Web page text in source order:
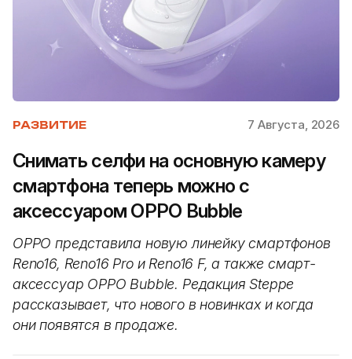
РАЗВИТИЕ 7 Августа, 2026
Снимать селфи на основную камеру
смартфона теперь можно с
аксессуаром OPPO Bubble
OPPO представила новую линейку смартфонов
Reno16, Reno16 Pro и Reno16 F, а также смарт-
аксессуар OPPO Bubble. Редакция Steppe
рассказывает, что нового в новинках и когда
они появятся в продаже.